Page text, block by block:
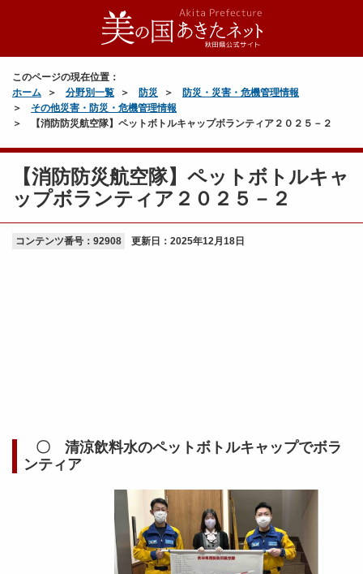
このページの現在位置：
ホーム
分野別一覧 防災
防災・災害・危機管理情報
その他災害・防災・危機管理情報
【消防防災航空隊】ペットボトルキャップボランティア２０２５－２
【消防防災航空隊】ペットボトルキャ
ップボランティア２０２５－２
コンテンツ番号：92908 更新日： 2025年12月18日
〇 清涼飲料水のペットボトルキャップでボラ
ンティア